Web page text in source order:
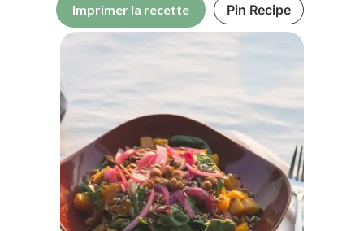
Imprimer la recette Pin Recipe